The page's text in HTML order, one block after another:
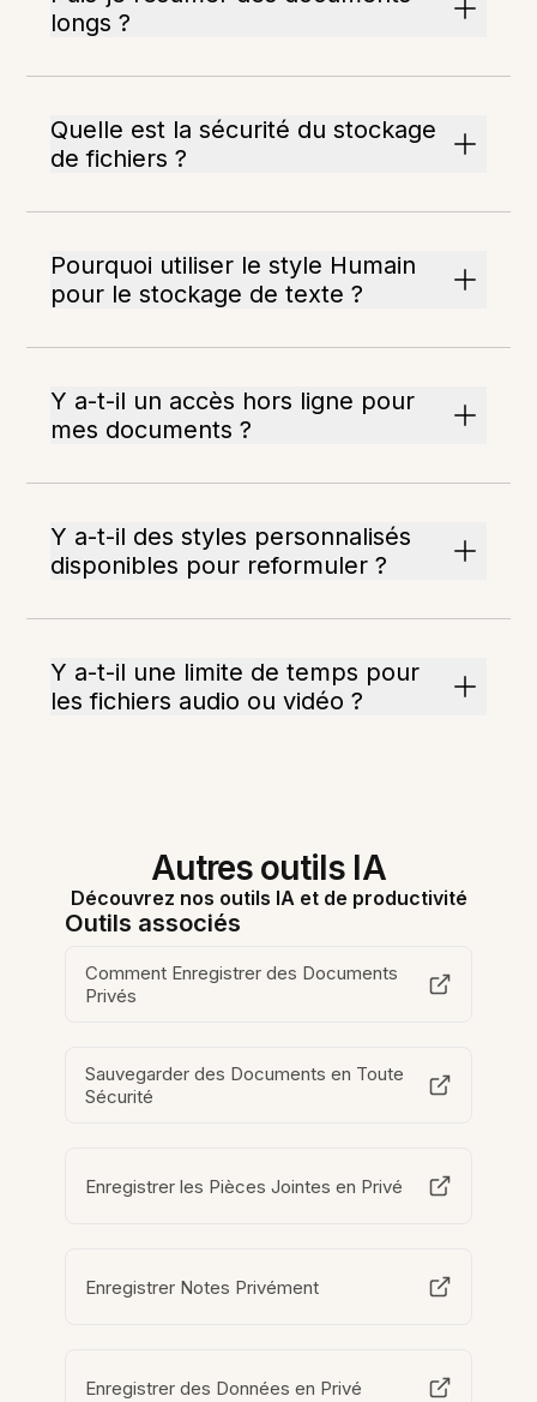
longs ?
Quelle est la sécurité du stockage
de fichiers ?
Pourquoi utiliser le style Humain
pour le stockage de texte ?
Y a-t-il un accès hors ligne pour
mes documents ?
Y a-t-il des styles personnalisés
disponibles pour reformuler ?
Y a-t-il une limite de temps pour
les fichiers audio ou vidéo ?
Autres outils IA
Découvrez nos outils IA et de productivité
Outils associés
Comment Enregistrer des Documents
Privés
Sauvegarder des Documents en Toute
Sécurité
Enregistrer les Pièces Jointes en Privé
Enregistrer Notes Privément
Enregistrer des Données en Privé